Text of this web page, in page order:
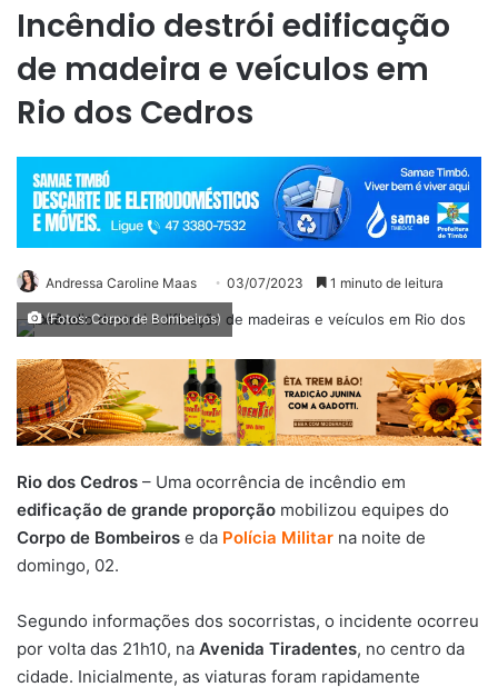
Incêndio destrói edificação
de madeira e veículos em
Rio dos Cedros
Andressa Caroline Maas 03/07/2023 1 minuto de leitura
(Fotos: Corpo de Bombeiros)
Rio dos Cedros – Uma ocorrência de incêndio em
edificação de grande proporção mobilizou equipes do
Corpo de Bombeiros e da Polícia Militar na noite de
domingo, 02.
Segundo informações dos socorristas, o incidente ocorreu
por volta das 21h10, na Avenida Tiradentes, no centro da
cidade. Inicialmente, as viaturas foram rapidamente